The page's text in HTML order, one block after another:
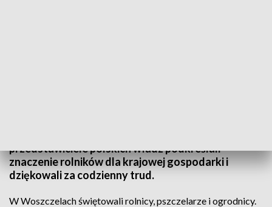
przedstawiciele polskich władz podkreślali
znaczenie rolników dla krajowej gospodarki i
dziękowali za codzienny trud.
W Woszczelach świętowali rolnicy, pszczelarze i ogrodnicy.